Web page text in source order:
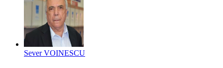
Sever VOINESCU